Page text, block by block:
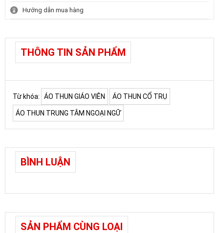
Hướng dẫn mua hàng
THÔNG TIN SẢN PHẨM
Từ khóa: ÁO THUN GIÁO VIÊN ÁO THUN CỔ TRỤ
ÁO THUN TRUNG TÂM NGOẠI NGỮ
BÌNH LUẬN
SẢN PHẨM CÙNG LOẠI